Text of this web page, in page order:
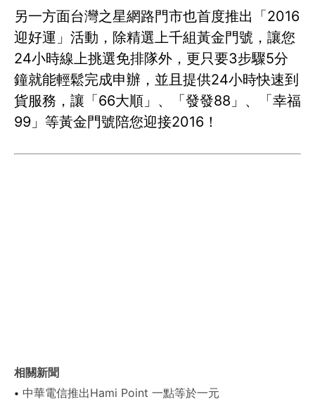
另一方面台灣之星網路門市也首度推出「2016
迎好運」活動，除精選上千組黃金門號，讓您
24小時線上挑選免排隊外，更只要3步驟5分
鐘就能輕鬆完成申辦，並且提供24小時快速到
貨服務，讓「66大順」、「發發88」、「幸福
99」等黃金門號陪您迎接2016！
相關新聞
中華電信推出Hami Point 一點等於一元